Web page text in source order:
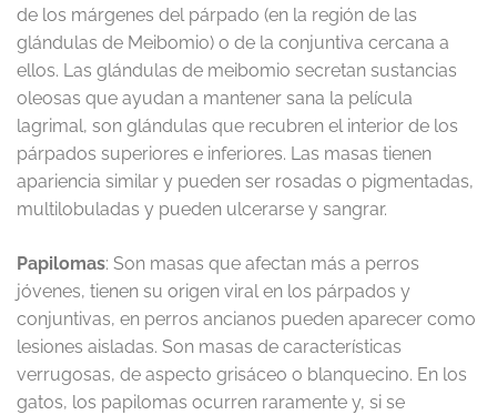
de los márgenes del párpado (en la región de las
glándulas de Meibomio) o de la conjuntiva cercana a
ellos. Las glándulas de meibomio secretan sustancias
oleosas que ayudan a mantener sana la película
lagrimal, son glándulas que recubren el interior de los
párpados superiores e inferiores. Las masas tienen
apariencia similar y pueden ser rosadas o pigmentadas,
multilobuladas y pueden ulcerarse y sangrar.
Papilomas: Son masas que afectan más a perros
jóvenes, tienen su origen viral en los párpados y
conjuntivas, en perros ancianos pueden aparecer como
lesiones aisladas. Son masas de características
verrugosas, de aspecto grisáceo o blanquecino. En los
gatos, los papilomas ocurren raramente y, si se